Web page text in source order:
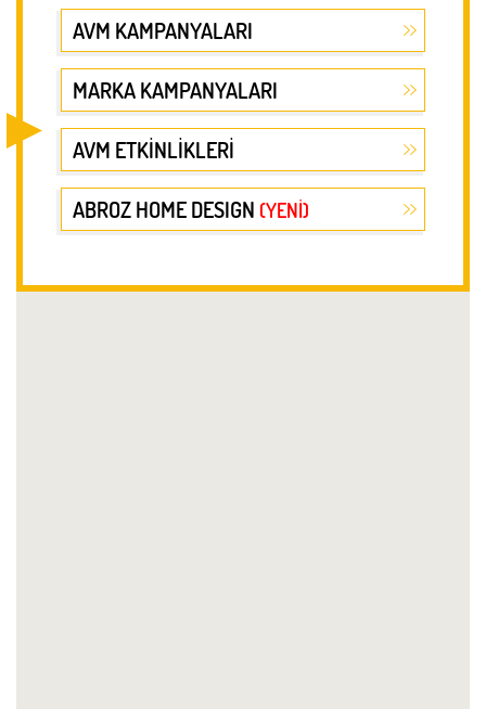
AVM KAMPANYALARI
MARKA KAMPANYALARI
AVM ETKİNLİKLERİ
ABROZ HOME DESIGN (YENİ)